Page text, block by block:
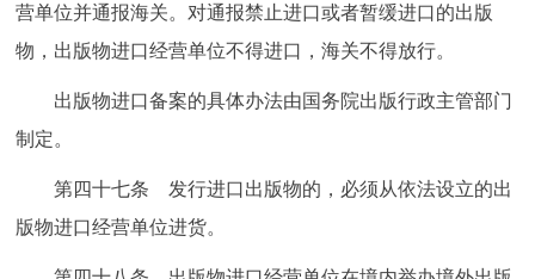
营单位并通报海关。对通报禁止进口或者暂缓进口的出版
物，出版物进口经营单位不得进口，海关不得放行。
出版物进口备案的具体办法由国务院出版行政主管部门
制定。
第四十七条 发行进口出版物的，必须从依法设立的出
版物进口经营单位进货。